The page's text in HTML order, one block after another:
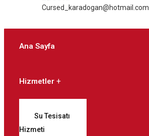
Cursed_karadogan@hotmail.com
Ana Sayfa
Hizmetler
Su Tesisatı
Hizmeti